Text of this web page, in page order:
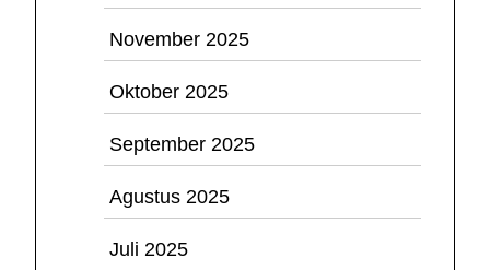
November 2025
Oktober 2025
September 2025
Agustus 2025
Juli 2025